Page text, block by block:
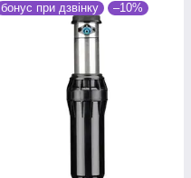
бонус при дзвінку –10%